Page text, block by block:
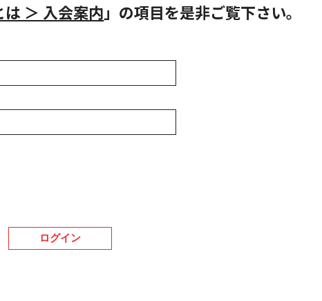
は ＞ 入会案内」の項目を是非ご覧下さい。
ログイン